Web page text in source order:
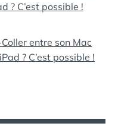
? C’est possible !
entre son Mac
? C’est possible !